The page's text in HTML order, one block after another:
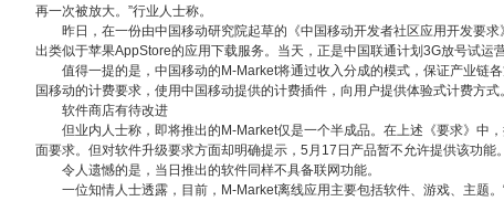
再一次被放大。”行业人士称。
昨日，在一份由中国移动研究院起草的《中国移动开发者社区应用开发要求
出类似于苹果AppStore的应用下载服务。当天，正是中国联通计划3G放号试运营
值得一提的是，中国移动的M-Market将通过收入分成的模式，保证产业链各
国移动的计费要求，使用中国移动提供的计费插件，向用户提供体验式计费方式。
软件商店有待改进
但业内人士称，即将推出的M-Market仅是一个半成品。在上述《要求》中，
面要求。但对软件升级要求方面却明确提示，5月17日产品暂不允许提供该功能。
令人遗憾的是，当日推出的软件同样不具备联网功能。
一位知情人士透露，目前，M-Market离线应用主要包括软件、游戏、主题。